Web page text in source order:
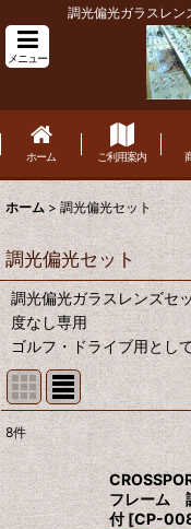
調光偏光ガラスレ
メニュー
ホーム ご利用案内
ホーム > 調光偏光セット
調光偏光セット
調光偏光ガラスレンズセ
度なし専用
ゴルフ・ドライブ用とし
表示数
並び順 :
8件
フレーム
付 [CP-